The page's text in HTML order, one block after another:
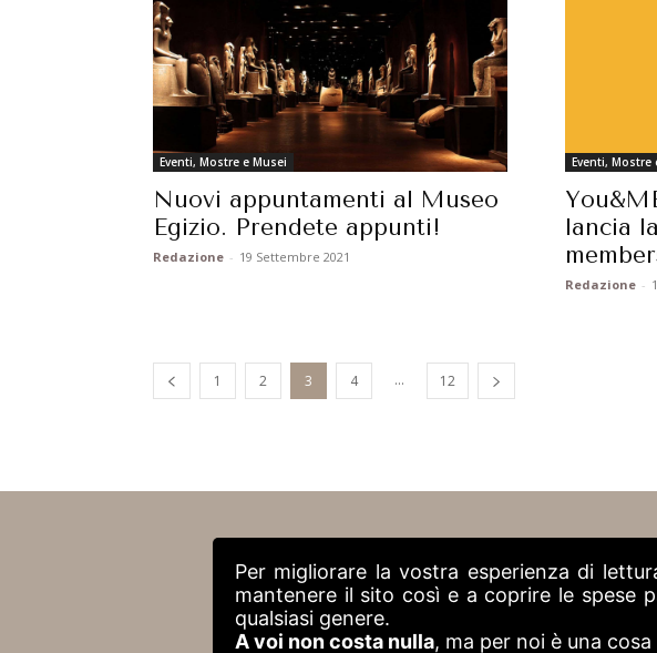
Eventi, Mostre e Musei
Nuovi appuntamenti al Museo
Egizio. Prendete appunti!
Redazione - 19 Settembre 2021
Eventi, Mostre
lancia
Redazione -
1 2 3 4 ... 12
Per migliorare la vostra esperienza di
mantenere il sito così e a coprire le spese
qualsiasi genere.
A voi non costa nulla, ma per noi è una